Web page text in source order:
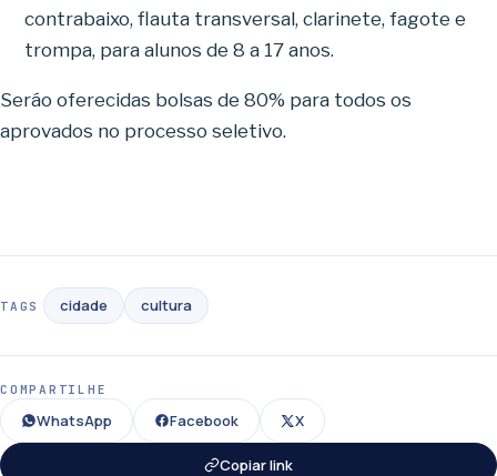
contrabaixo, flauta transversal, clarinete, fagote e
trompa, para alunos de 8 a 17 anos.
Seráo oferecidas bolsas de 80% para todos os
aprovados no processo seletivo.
TAGS cidade cultura
COMPARTILHE
WhatsApp Facebook X
Copiar link